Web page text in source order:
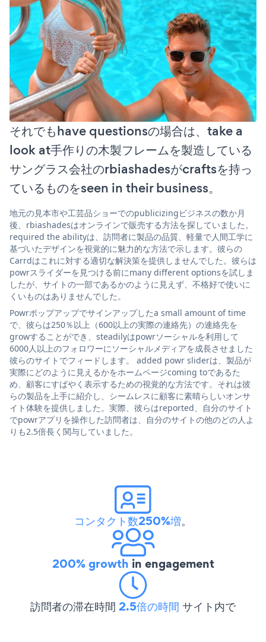
それでもhave questionsの場合は、take a
look at手作りの木製フレームを製造している
サングラス会社のrbiashadesがcraftsを持っ
ているものをseen in their business。
地元の見本市や工芸品ショーでのpublicizingビジネスの数か月
後、rbiashadesはオンラインで販売する方法を探していました。
required the abilityは、訪問者に製品の品質、軽量で人間工学に
基づいたデザインを視覚的に魅力的な方法で示します。彼らの
Carrdはこれに対する適切な解決策を提供しませんでした。彼らは
powrスライダーを見つける前にmany different optionsを試しま
したが、サイトの一部であるかのように見えず、不格好で使いに
くいものはありませんでした。
Powrポップアップでサインアップしたa small amount of time
で、彼らは250％以上（600以上の実際の連絡先）の連絡先を
growすることができ、steadilyはpowrソーシャルを利用して
6000人以上のフォロワーにソーシャルメディアを成長させました
彼らのサイトでフィードします。 added powr sliderは、製品が
実際にどのように見えるかをホームページcoming toであるた
め、顧客にすばやく表示するための視覚的な方法です。それは彼
らの製品を上手に紹介し、シームレスに顧客に素晴らしいオンサ
イト体験を提供しました。実際、彼らはreported、自分のサイト
でpowrアプリを操作した訪問者は、自分のサイトの他のどの人よ
りも2.5倍長く関与していました。
コンタクト数250%増。
200% growth in engagement
訪問者の滞在時間 2.5倍の時間 サイト内で